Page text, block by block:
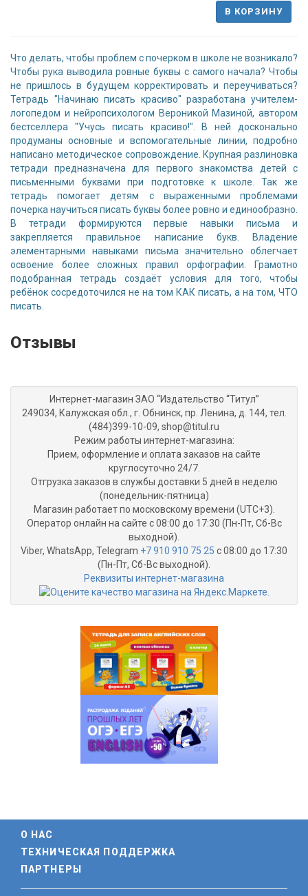
В КОРЗИНУ
Что делать, чтобы проблем с почерком в школе не возникало?
Чтобы рука выводила ровные буквы с самого начала? Чтобы
не пришлось в будущем корректировать и переучиваться?
Тетрадь "Начинаю писать красиво" разработана учителем-
логопедом и нейропсихологом Вероникой Мазиной, автором
бестселлера "Учусь писать красиво!". В ней досконально
продуманы основные и вспомогательные линии, подробно
написано методическое сопровождение. Крупная разлиновка
тетради предназначена для первого знакомства детей с
письменными буквами при подготовке к школе. Так же
тетрадь помогает детям с выраженными проблемами
почерка научиться писать буквы более ровно и единообразно.
В тетради формируются первые навыки письма и
закрепляется правильное написание букв. Владение
элементарными навыками письма значительно облегчает
освоение более сложных правил орфографии. Грамотно
подобранная тетрадь создаёт условия для того, чтобы
ребёнок сосредоточился не на том КАК писать, а на том, ЧТО
писать.
Отзывы
Интернет-магазин ЗАО “Издательство “Титул”
249034, Калужская обл., г. Обнинск, пр. Ленина, д. 144, тел.
(484)399-10-09, shop@titul.ru
Режим работы интернет-магазина:
Прием, оформление и оплата заказов на сайте
круглосуточно 24/7.
Отгрузка заказов в службы доставки 5 дней в неделю
(понедельник-пятница)
Магазин работает по московскому времени (UTC+3).
Оператор онлайн на сайте с 08:00 до 17:30 (Пн-Пт, Сб-Вс
выходной).
Viber, WhatsApp, Telegram +7 910 910 75 25 с 08:00 до 17:30
(Пн-Пт, Сб-Вс выходной).
Реквизиты интернет-магазина
О НАС
ТЕХНИЧЕСКАЯ ПОДДЕРЖКА
ПАРТНЕРЫ